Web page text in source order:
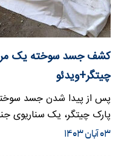
کشف جسد سوخته یک مرد
چیتگر+ویدئو
پس از پیدا شدن جسد
پارک چیتگر، یک سناریوی
وجود آمد.
۰۳ آبان ۱۴۰۳